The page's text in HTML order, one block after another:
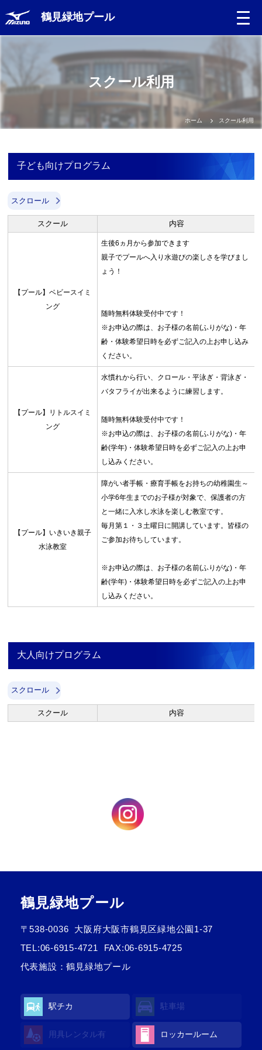
鶴見緑地プール
Language
日本語
English
中文（繁体）
Portugues
お問合せフォーム
お忘れ物問合せ登録
Webアクセシビリティについて
スクール利用
ホーム スクール利用
子ども向けプログラム
スクロール
スクール 内容
【プール】ベビースイミ
ング
生後6ヵ月から参加できます
親子でプールへ入り水遊びの楽しさを学びまし
ょう！
随時無料体験受付中です！
※お申込の際は、お子様の名前(ふりがな)・年
齢・体験希望日時を必ずご記入の上お申し込み
ください。
【プール】リトルスイミ
ング
水慣れから行い、クロール・平泳ぎ・背泳ぎ・
バタフライが出来るように練習します。
随時無料体験受付中です！
※お申込の際は、お子様の名前(ふりがな)・年
齢(学年)・体験希望日時を必ずご記入の上お申
し込みください。
【プール】いきいき親子
水泳教室
障がい者手帳・療育手帳をお持ちの幼稚園生～
小学6年生までのお子様が対象で、保護者の方
と一緒に入水し水泳を楽しむ教室です。
毎月第１・３土曜日に開講しています。皆様の
ご参加お待ちしています。
※お申込の際は、お子様の名前(ふりがな)・年
齢(学年)・体験希望日時を必ずご記入の上お申
し込みください。
大人向けプログラム
スクロール
スクール 内容
鶴見緑地プール
〒538-0036
大阪府大阪市鶴見区緑地公園1-37
TEL:06-6915-4721
FAX:06-6915-4725
代表施設：鶴見緑地プール
駅チカ 駐車場
用具レンタル有 ロッカールーム